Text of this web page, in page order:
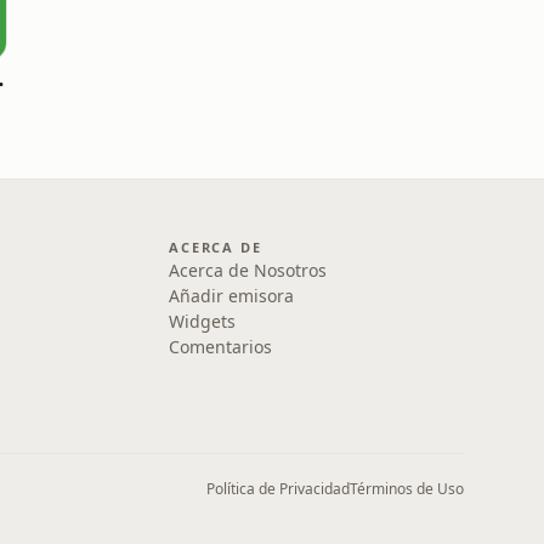
ACERCA DE
Acerca de Nosotros
Añadir emisora
Widgets
Comentarios
Política de PrivacidadTérminos de Uso